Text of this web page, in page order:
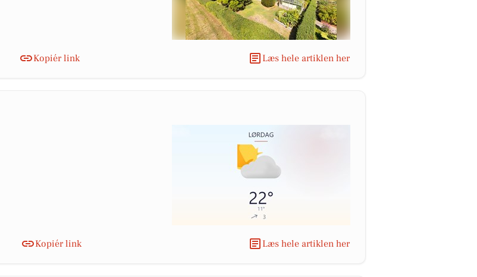
Kopiér link Læs hele artiklen her
Kopiér link Læs hele artiklen her